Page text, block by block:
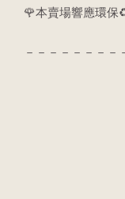
🌹本賣場響應環
－－－－－－－－